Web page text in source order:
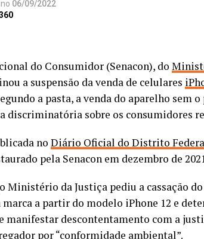
no 06/09/2022
do Consumidor (Senacon), do
a suspensão da venda de celulares
a pasta, a venda do aparelho sem
discriminatória sobre os consumidores
no Diário Oficial do Distrito
pela Senacon em dezembro de
Ministério da Justiça pediu a cassação
a partir do modelo iPhone 12 e
manifestar descontentamento com a
por “conformidade ambiental”.